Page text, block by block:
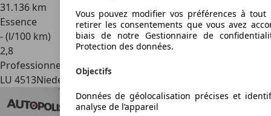
31.136 km
Essence
- (l/100 km)
2,8
Professionnel
LU 4513Niederkorn
Vous pouvez modifier vos préférences à tout
retirer les consentements que vous avez
biais de notre Gestionnaire de
Protection des données.
Objectifs
Données de géolocalisation précises et
analyse de l’appareil